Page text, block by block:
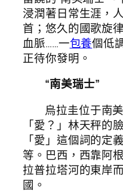
浸潤著日常生涯，
首；悠久的國歌旋
血脈……一包養個低
正待你發明。
“南美瑞士”
烏拉圭位于南
「愛？」林天秤的
「愛」這個詞的定
等。巴西，西靠阿
拉普拉塔河的東岸
國。